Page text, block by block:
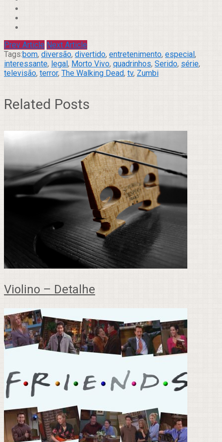
Prev Article Next Article
Tags:bom, diversão, divertido, entretenimento, especial,
interessante, legal, Morto Vivo, quadrinhos, Serido, série,
televisão, terror, The Walking Dead, tv, Zumbi
Related Posts
Violino – Detalhe